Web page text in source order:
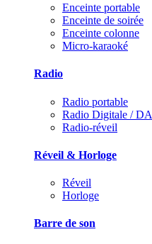
Enceinte portable
Enceinte de soirée
Enceinte colonne
Micro-karaoké
Radio
Radio portable
Radio Digitale /
Radio-réveil
Réveil & Horloge
Réveil
Horloge
Barre de son